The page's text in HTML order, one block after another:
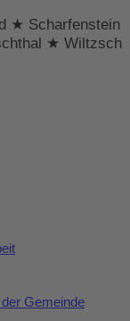
★ Scharfenstein
★ Wiltzsch
Gemeinde